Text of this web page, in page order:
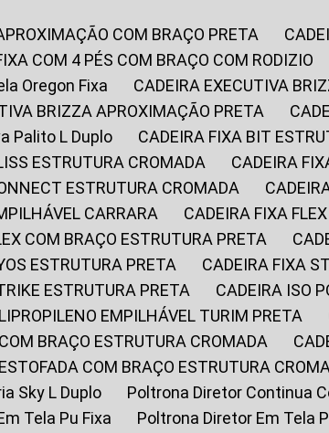
COM BRAÇO PRETA
COM 4 PÉS COM BRAÇO COM RODIZIO
Oregon Fixa
CADEIRA EXECUTIVA
BRIZZA APROXIMAÇÃO PRETA
Palito L Duplo
CADEIRA FIXA BIT
ESTRUTURA CROMADA
CADEIRA
ESTRUTURA CROMADA
CARRARA
CADEIRA FIXA
COM BRAÇO ESTRUTURA PRETA
ESTRUTURA PRETA
CADEIRA FIXA
ESTRUTURA PRETA
CADEIRA ISO
EMPILHÁVEL TURIM PRETA
BRAÇO ESTRUTURA CROMADA
COM BRAÇO ESTRUTURA
Sky L Duplo
Poltrona Diretor Continua
Tela Pu Fixa
Poltrona Diretor Em Tela